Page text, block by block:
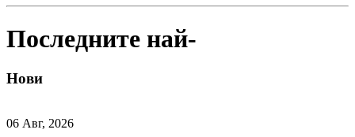
Последните най-
Нови
06 Авг, 2026